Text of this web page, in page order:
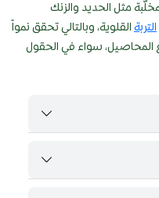
مثل الحديد والزنك
التربة القلوية، وبالتالي تحقق نمواً
المحاصيل، سواء في الحقول